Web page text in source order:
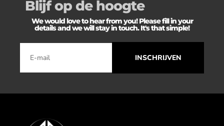
Blijf op de hoogte
We would love to hear from you! Please fill in your
details and we will stay in touch. It's that simple!
INSCHRIJVEN